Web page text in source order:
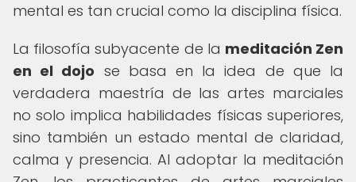
mental es tan crucial como la disciplina física.
La filosofía subyacente de la meditación Zen
en el dojo se basa en la idea de que la
verdadera maestría de las artes marciales
no solo implica habilidades físicas superiores,
sino también un estado mental de claridad,
calma y presencia. Al adoptar la meditación